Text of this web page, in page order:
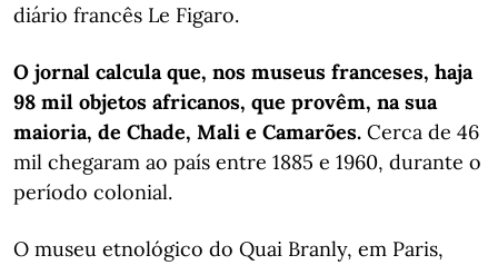
diário francês Le Figaro.
O jornal calcula que, nos museus franceses, haja
98 mil objetos africanos, que provêm, na sua
maioria, de Chade, Mali e Camarões. Cerca de 46
mil chegaram ao país entre 1885 e 1960, durante o
período colonial.
O museu etnológico do Quai Branly, em Paris,